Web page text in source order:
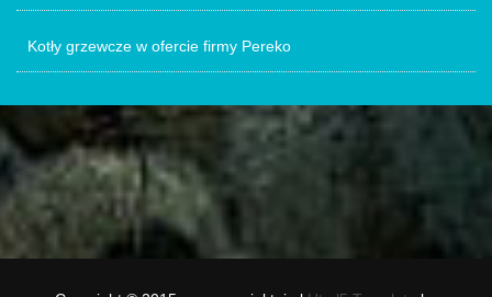
Kotły grzewcze w ofercie firmy Pereko